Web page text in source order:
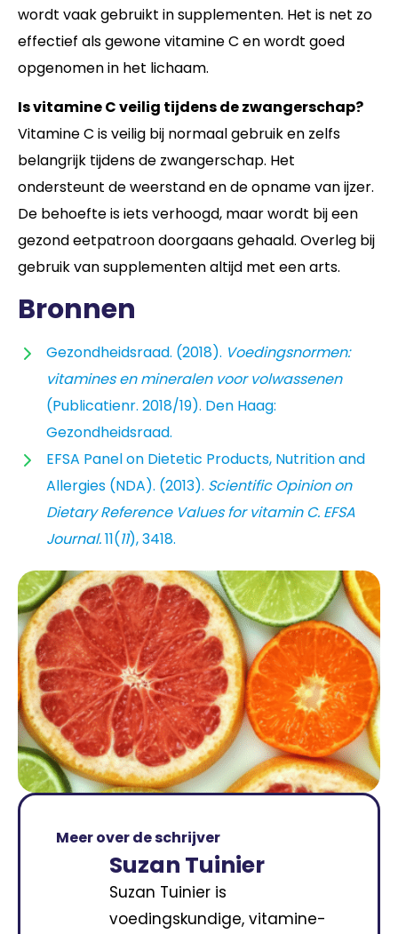
wordt vaak gebruikt in supplementen. Het is net zo
effectief als gewone vitamine C en wordt goed
opgenomen in het lichaam.
Is vitamine C veilig tijdens de zwangerschap?
Vitamine C is veilig bij normaal gebruik en zelfs
belangrijk tijdens de zwangerschap. Het
ondersteunt de weerstand en de opname van ijzer.
De behoefte is iets verhoogd, maar wordt bij een
gezond eetpatroon doorgaans gehaald. Overleg bij
gebruik van supplementen altijd met een arts.
Bronnen
Gezondheidsraad. (2018). Voedingsnormen:
vitamines en mineralen voor volwassenen
(Publicatienr. 2018/19). Den Haag:
Gezondheidsraad.
EFSA Panel on Dietetic Products, Nutrition and
Allergies (NDA). (2013). Scientific Opinion on
Dietary Reference Values for vitamin C. EFSA
Journal.11(11), 3418.
Meer over de schrijver
Suzan Tuinier
Suzan Tuinier is
voedingskundige, vitamine-